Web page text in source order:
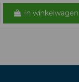
In winkelwagen